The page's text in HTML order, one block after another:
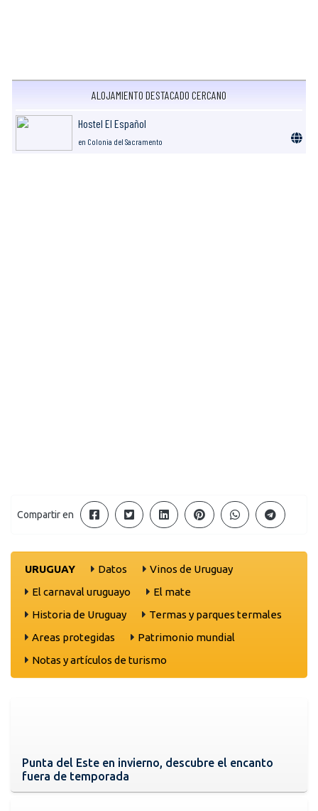
ALOJAMIENTO DESTACADO CERCANO
Hostel El Español
en Colonia del Sacramento
Compartir en
URUGUAY Datos
Vinos de Uruguay
El carnaval uruguayo
El mate
Historia de Uruguay
Termas y parques termales
Areas protegidas
Patrimonio mundial
Notas y artículos de turismo
Punta del Este en invierno, descubre el encanto
fuera de temporada